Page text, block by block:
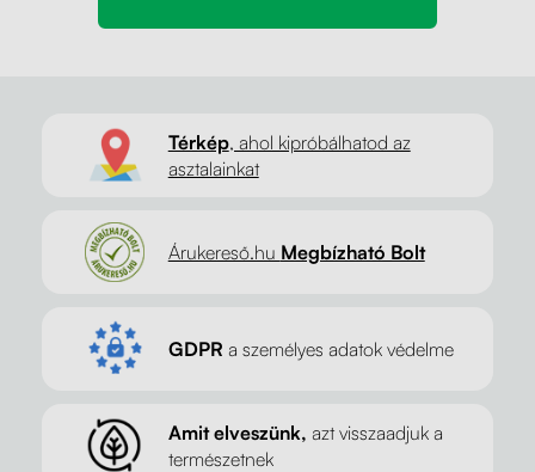
Térkép, ahol kipróbálhatod az
asztalainkat
Árukereső.hu Megbízható Bolt
GDPR a személyes adatok védelme
Amit elveszünk, azt visszaadjuk a
természetnek